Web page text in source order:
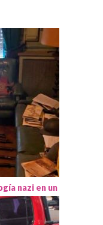
nazi en un